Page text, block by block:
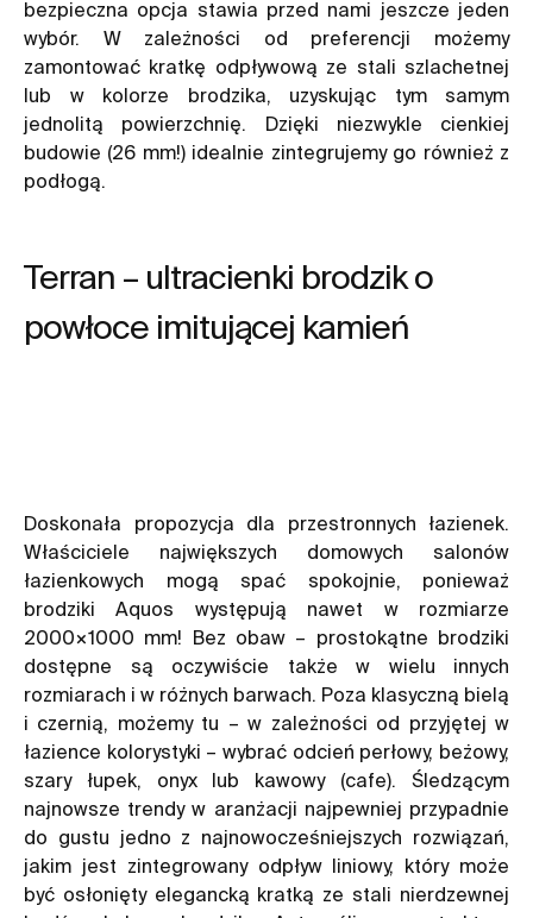
bezpieczna opcja stawia przed nami jeszcze jeden
wybór. W zależności od preferencji możemy
zamontować kratkę odpływową ze stali szlachetnej
lub w kolorze brodzika, uzyskując tym samym
jednolitą powierzchnię. Dzięki niezwykle cienkiej
budowie (26 mm!) idealnie zintegrujemy go również z
podłogą.
Terran – ultracienki brodzik o
powłoce imitującej kamień
Doskonała propozycja dla przestronnych łazienek.
Właściciele największych domowych salonów
łazienkowych mogą spać spokojnie, ponieważ
brodziki Aquos występują nawet w rozmiarze
2000×1000 mm! Bez obaw – prostokątne brodziki
dostępne są oczywiście także w wielu innych
rozmiarach i w różnych barwach. Poza klasyczną bielą
i czernią, możemy tu – w zależności od przyjętej w
łazience kolorystyki – wybrać odcień perłowy, beżowy,
szary łupek, onyx lub kawowy (cafe). Śledzącym
najnowsze trendy w aranżacji najpewniej przypadnie
do gustu jedno z najnowocześniejszych rozwiązań,
jakim jest zintegrowany odpływ liniowy, który może
być osłonięty elegancką kratką ze stali nierdzewnej